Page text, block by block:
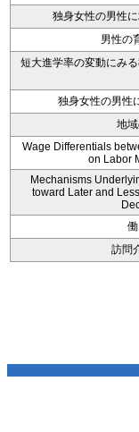
独身女性の男性
男性の
短大進学率の変動にみ
独身女性の男性
地
Wage Differentials
on Labor
Mechanisms
toward Later and
訪問